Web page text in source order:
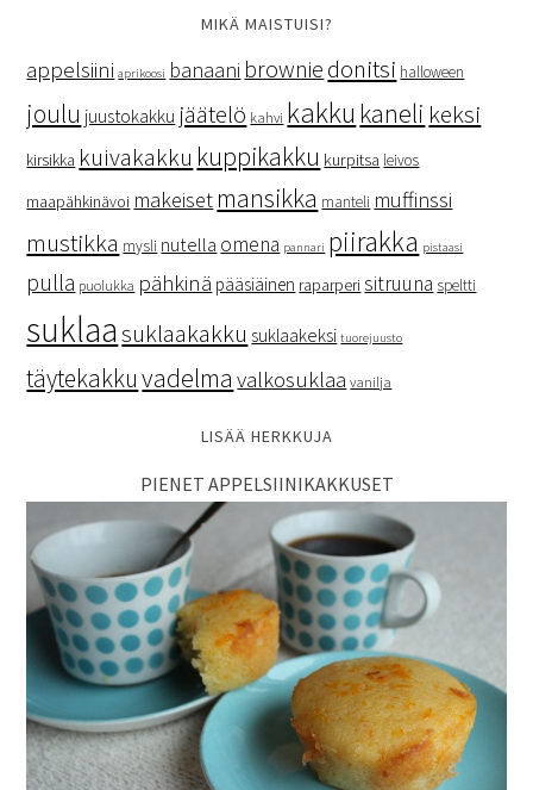
MIKÄ MAISTUISI?
appelsiini aprikoosi banaani brownie donitsi halloween
joulu juustokakku jäätelö kahvi kakku kaneli keksi
kirsikka kuivakakku kuppikakku kurpitsa leivos
maapähkinävoi makeiset mansikka manteli muffinssi
mustikka mysli nutella omena pannari piirakka pistaasi
pulla puolukka pähkinä pääsiäinen raparperi sitruuna speltti
suklaa suklaakakku suklaakeksi tuorejuusto
täytekakkuvadelma valkosuklaa vanilja
LISÄÄ HERKKUJA
PIENET APPELSIINIKAKKUSET